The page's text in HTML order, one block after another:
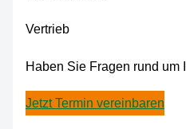
Vertrieb
Haben Sie Fragen rund um
Jetzt Termin vereinbaren